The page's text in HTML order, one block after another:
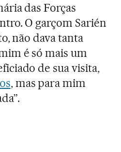
das Forças
O garçom Sarién
não dava tanta
é só mais um
de sua visita,
, mas para mim